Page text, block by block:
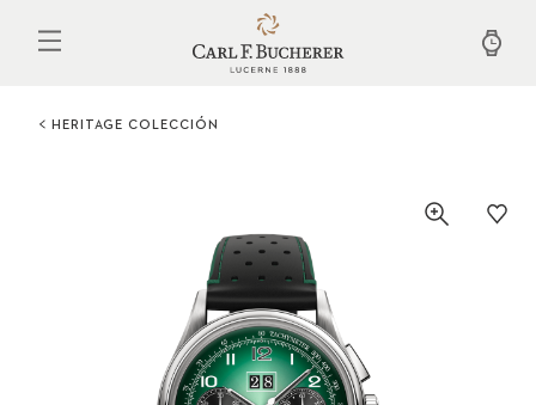
contenido
HERITAGE COLECCIÓN